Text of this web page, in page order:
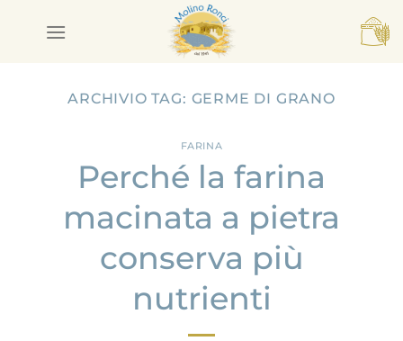
ARCHIVIO TAG: GERME DI GRANO
FARINA
Perché la farina
macinata a pietra
conserva più
nutrienti